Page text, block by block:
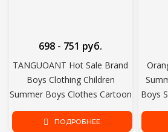
TANGUOANT Hot Sale Brand
Boys Clothing Children
Summer Boys Clothes Cartoon
Kids Boy Clothing Set T-
shit+Брюки Хлопок
698 - 751 руб.
ПОДРОБНЕЕ
Boys